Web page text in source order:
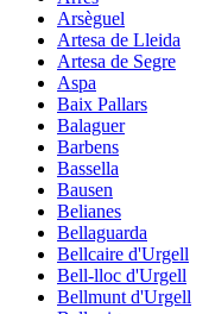
Arsèguel
Artesa de Lleida
Artesa de Segre
Aspa
Baix Pallars
Balaguer
Barbens
Bassella
Bausen
Belianes
Bellaguarda
Bellcaire d'Urgell
Bell-lloc d'Urgell
Bellmunt d'Urgell